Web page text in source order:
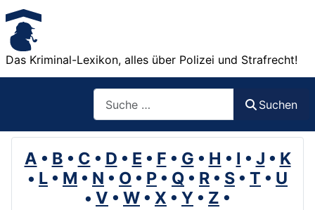
Das Kriminal-Lexikon, alles über Polizei und Strafrecht!
Suchen
A • B • C • D • E • F • G • H • I • J • K
• L • M • N • O • P • Q • R • S • T • U
• V • W • X • Y • Z •